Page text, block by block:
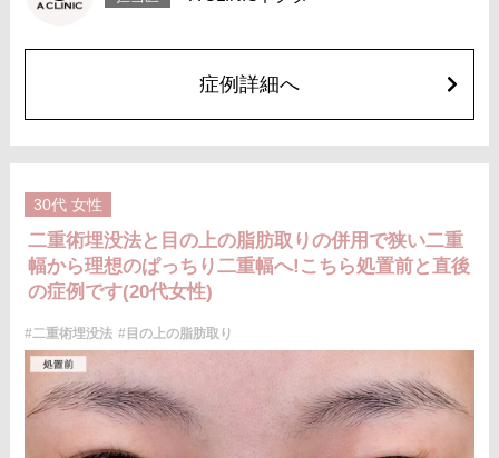
アドバンス 2箇所217,800円(税込)～6箇所349,800円(税込)
アペックス シングル437,800円(税込)～ダブル657,800円(税込)
シークレットアイズシングル712,800円(税込)〜ダブル877,800円(税込)
施術名：目の上の脂肪取り
施術内容：上まぶたを約2mmほど小さく切開し、余分な眼窩脂肪を取り除
開するため、傷跡はほとんど目立ちません。脂肪を適切に除去すること
で、まぶたが軽くなり、目元がすっきりとした印象になります。二重のラ
インもよりくっきりと出やすくなるため、眠たそうな目元や重たいまぶた
にお悩みの方に適した施術です。
施術時間：約15分程
リスク、副作用：腫れ、内出血、疼痛などが術後一時的に生じることがご
ざいます。また、稀に細菌感染症、左右差、肥厚性瘢痕、創部陥凹などが
費用：118,800円(税込)〜173,800円(税込)
オプション：笑気麻酔 3,300円(税込)
症例詳細へ
30代 女性
二重術埋没法と目の上の脂肪取りの併用で狭い二重
幅から理想のぱっちり二重幅へ!こちら処置前と直後
の症例です(20代女性)
#二重術埋没法 #目の上の脂肪取り